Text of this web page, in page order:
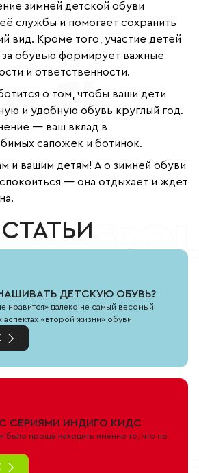
зимней детской обуви
службы и помогает сохранить
вид. Кроме того, участие детей
за обувью формирует важные
и ответственности.
о том, чтобы ваши дети
и удобную обувь круглый год.
— ваш вклад в
сапожек и ботинок.
и вашим детям! А о зимней обуви
— она отдыхает и ждет
ДЕТСКУЮ ОБУВЬ?
нравится» далеко не самый весомый.
«второй жизни» обуви.
СЕРИЯМИ ИНДИГО КИДС
было проще находить именно то, что по